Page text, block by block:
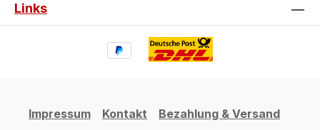
Links
Impressum Kontakt
Bezahlung & Versand